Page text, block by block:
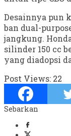
Desainnya pun
ban dual-
jangkung.
silinder 150 cc
yang diadopsi
Post Views: 22
Sebarkan